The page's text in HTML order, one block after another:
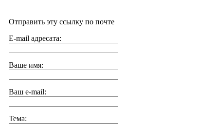
Отправить эту ссылку по почте
E-mail адресата:
Ваше имя:
Ваш e-mail:
Тема: